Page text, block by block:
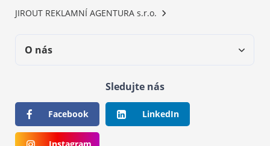
JIROUT REKLAMNÍ AGENTURA s.r.o.
O nás
Sledujte nás
Facebook LinkedIn